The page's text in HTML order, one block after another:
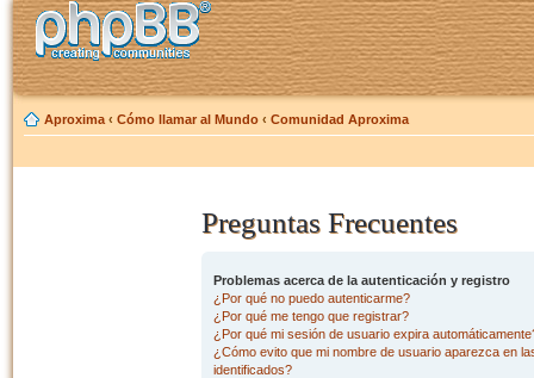
Aproxima ‹ Cómo llamar al Mundo ‹ Comunidad Aproxima
Preguntas Frecuentes
Problemas acerca de la autenticación y registro
¿Por qué no puedo autenticarme?
¿Por qué me tengo que registrar?
¿Por qué mi sesión de usuario expira
¿Cómo evito que mi nombre de usuario aparezca en
identificados?